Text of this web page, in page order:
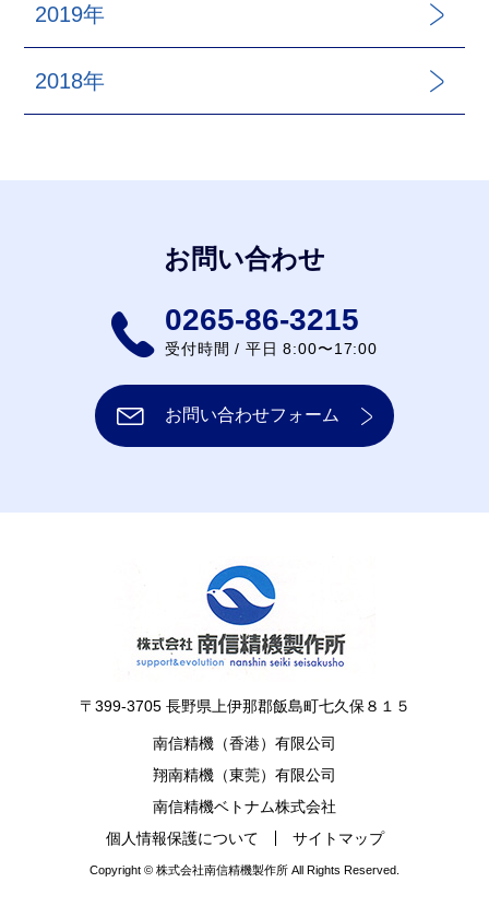
2019年
2018年
お問い合わせ
0265-86-3215
受付時間 / 平日 8:00〜17:00
お問い合わせフォーム
〒399-3705 長野県上伊那郡飯島町七久保８１５
南信精機（香港）有限公司
翔南精機（東莞）有限公司
南信精機ベトナム株式会社
個人情報保護について
サイトマップ
Copyright © 株式会社南信精機製作所 All Rights Reserved.